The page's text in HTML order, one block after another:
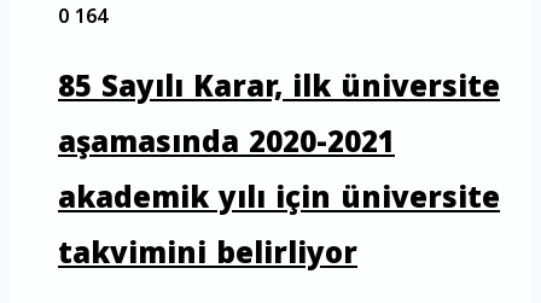
0164
85 Sayılı Karar, ilk üniversite
aşamasında 2020-2021
akademik yılı için üniversite
takvimini belirliyor